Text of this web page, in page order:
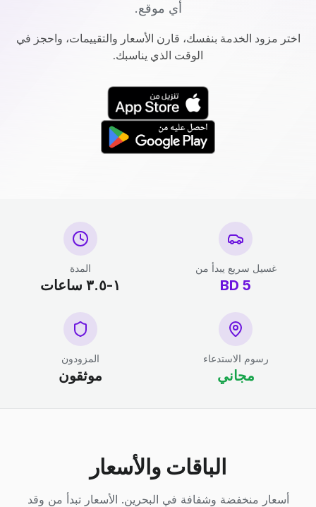
أي موقع.
اختر مزود الخدمة بنفسك، قارن الأسعار والتقييمات، واحجز في
الوقت الذي يناسبك.
غسيل سريع يبدأ من
5
BD
المدة
١-٣.٥ ساعات
رسوم الاستدعاء
مجاني
المزودون
موثقون
الباقات والأسعار
أسعار منخفضة وشفافة في البحرين. الأسعار تبدأ من وقد